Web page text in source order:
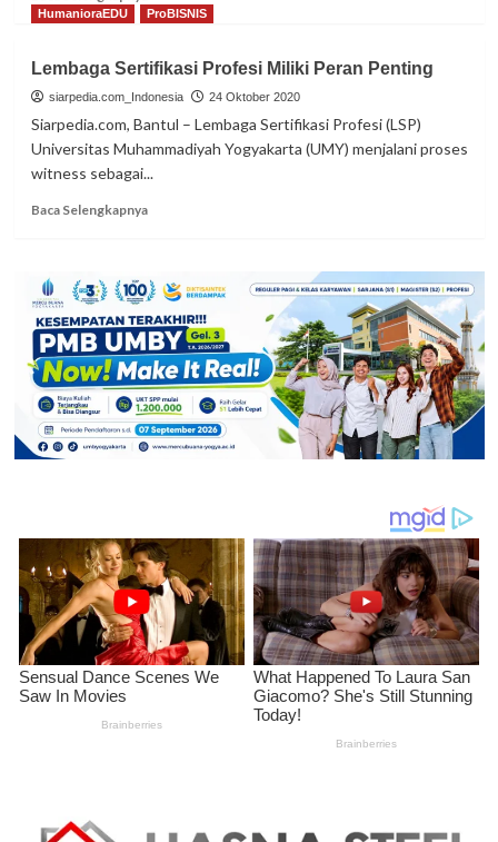
more
UMBY
dan
YAKKUM
Kerjasama
HumanioraEDU ProBISNIS
Lembaga Sertifikasi Profesi Miliki Peran Penting
siarpedia.com_Indonesia 24 Oktober 2020
Siarpedia.com, Bantul – Lembaga Sertifikasi Profesi (LSP)
Universitas Muhammadiyah Yogyakarta (UMY) menjalani proses
witness sebagai...
Baca SelengkapnyaRead
Sertifikasi
Profesi
Miliki
Peran
Penting